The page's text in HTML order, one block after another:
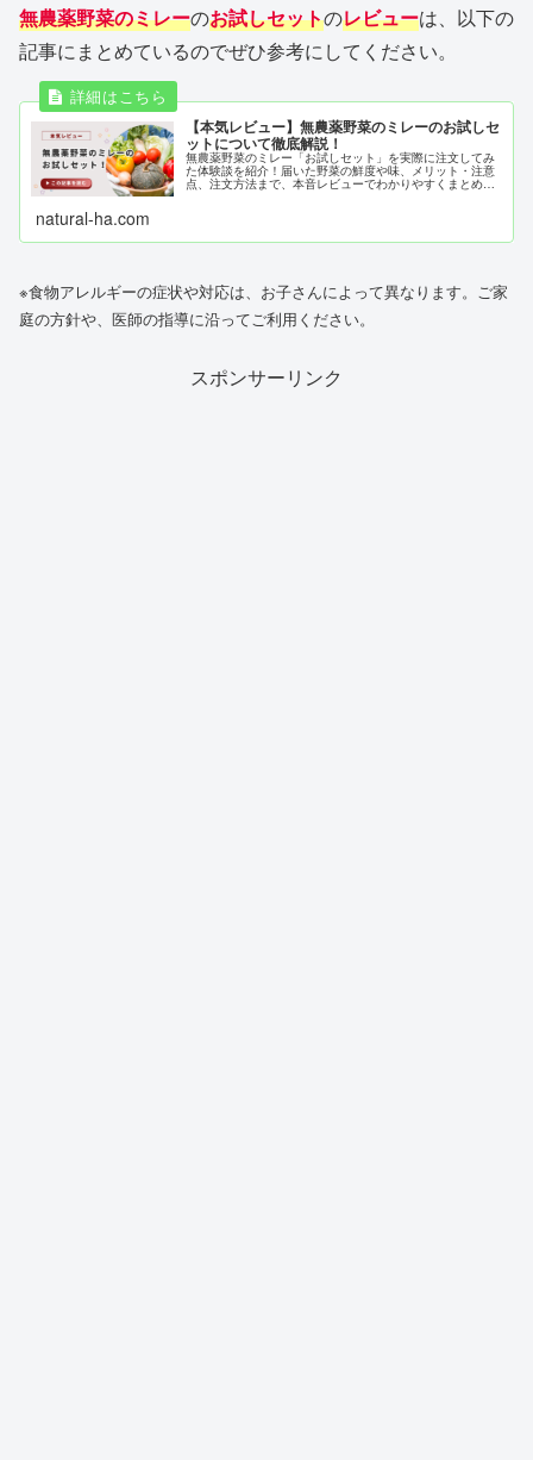
無農薬野菜のミレーのお試しセットのレビューは、以下の
記事にまとめているのでぜひ参考にしてください。
【本気レビュー】無農薬野菜のミレーのお試しセ
ットについて徹底解説！
無農薬野菜のミレー「お試しセット」を実際に注文してみ
た体験談を紹介！届いた野菜の鮮度や味、メリット・注意
点、注文方法まで、本音レビューでわかりやすくまとめま
した！
natural-ha.com
※食物アレルギーの症状や対応は、お子さんによって異なります。ご家
庭の方針や、医師の指導に沿ってご利用ください。
スポンサーリンク